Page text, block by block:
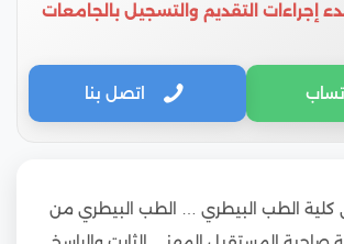
إجراءات التقديم والتسجيل بالجامعات
اتصل بنا
كلية الطب البيطري … الطب البيطري من